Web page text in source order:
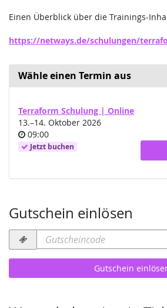
Einen Überblick über die Trainings-
https://netways.de/schulungen/
Wähle einen Termin aus
Terraform Schulung | Online
13.–bis
14. Oktober 2026
Uhrzeit
09:00
Jetzt buchen
Gutschein einlösen
Gutscheincode
erforderlich
Gutschein